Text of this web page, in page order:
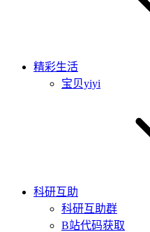
精彩生活
宝贝yiyi
科研互助
科研互助群
B站代码获取